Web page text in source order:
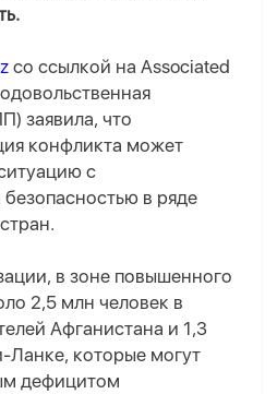
со ссылкой на Associated
заявила, что
конфликта может
с
в ряде
в зоне повышенного
2,5 млн человек в
Афганистана и 1,3
которые могут
дефицитом